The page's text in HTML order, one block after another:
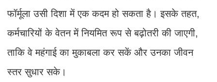
फॉर्मूला उसी दिशा में एक कदम हो सकता है। इसके तहत,
कर्मचारियों के वेतन में नियमित रूप से बढ़ोतरी की जाएगी,
ताकि वे महंगाई का मुकाबला कर सकें और उनका जीवन
स्तर सुधार सके।